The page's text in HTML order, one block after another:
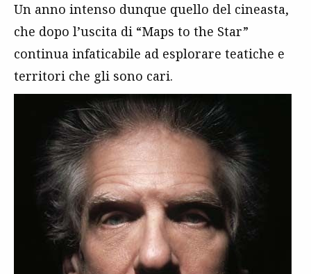
Un anno intenso dunque quello del cineasta,
che dopo l’uscita di “Maps to the Star”
continua infaticabile ad esplorare teatiche e
territori che gli sono cari.